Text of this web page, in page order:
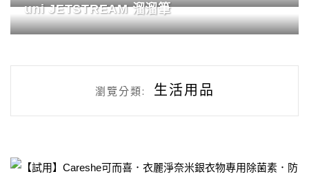
uni JETSTREAM 溜溜筆
瀏覽分類: 生活用品